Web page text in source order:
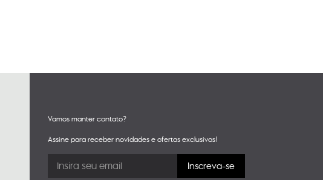
Vamos manter contato?
Assine para receber novidades e ofertas exclusivas!